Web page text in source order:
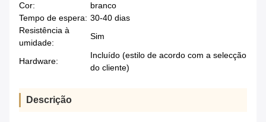
Cor:
branco
Tempo de espera: 30-40 dias
Resistência à
umidade:
Sim
Hardware:
Incluído (estilo de acordo com a selecção
do cliente)
Descrição